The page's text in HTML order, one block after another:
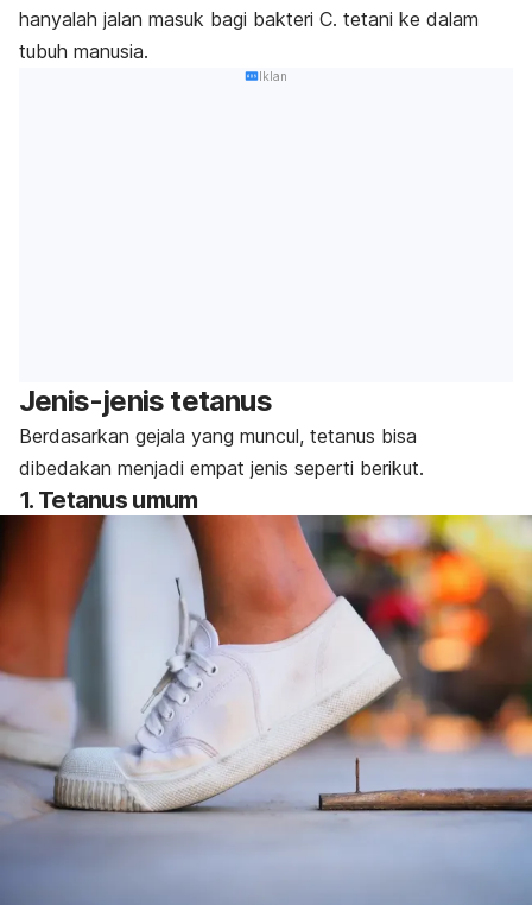
hanyalah jalan masuk bagi bakteri C. tetani ke dalam
tubuh manusia.
Iklan
Jenis-jenis tetanus
Berdasarkan gejala yang muncul, tetanus bisa
dibedakan menjadi empat jenis seperti berikut.
1. Tetanus umum